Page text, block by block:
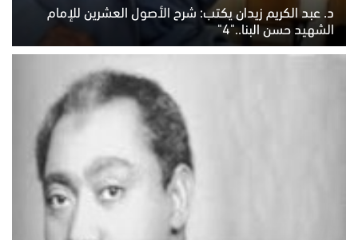
د. عبد الكريم زيدان يكتب: شرح الأصول العشرين للإمام
الشهيد حسن البنا.."4"
الخميس 6 أغسطس 2026 10:27 ص